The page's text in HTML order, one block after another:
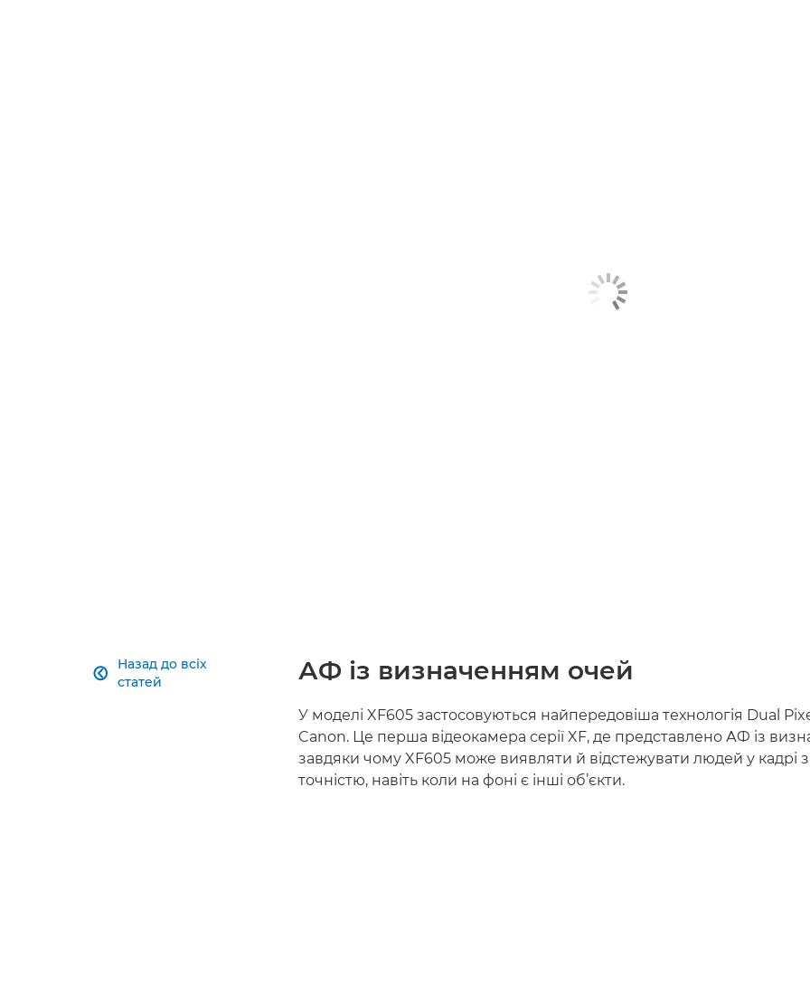
Назад до всіх
статей
 АФ із визначенням очей
У моделі XF605 застосовуються найпередовіша технологія Dual
Canon. Це перша відеокамера серії XF, де представлено АФ із
завдяки чому XF605 може виявляти й відстежувати людей у кадрі
точністю, навіть коли на фоні є інші об’єкти.